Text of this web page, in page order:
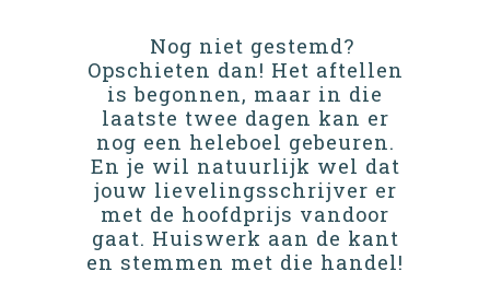
Nog niet gestemd?
Opschieten dan! Het aftellen
is begonnen, maar in die
laatste twee dagen kan er
nog een heleboel gebeuren.
En je wil natuurlijk wel dat
jouw lievelingsschrijver er
met de hoofdprijs vandoor
gaat. Huiswerk aan de kant
en stemmen met die handel!